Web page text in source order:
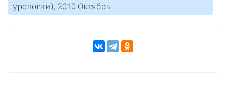
урологии), 2010 Октябрь